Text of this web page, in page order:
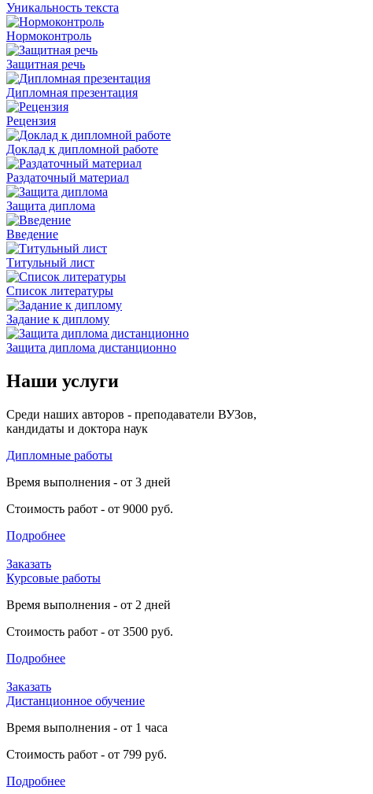
Уникальность текста
Нормоконтроль
Защитная речь
Дипломная презентация
Рецензия
Доклад к дипломной работе
Раздаточный материал
Защита диплома
Введение
Титульный лист
Список литературы
Задание к диплому
Защита диплома дистанционно
Наши услуги
Среди наших авторов - преподаватели ВУЗов,
кандидаты и доктора наук
Дипломные работы
Время выполнения - от 3 дней
Стоимость работ - от 9000 руб.
Подробнее
Заказать
Курсовые работы
Время выполнения - от 2 дней
Стоимость работ - от 3500 руб.
Подробнее
Заказать
Дистанционное обучение
Время выполнения - от 1 часа
Стоимость работ - от 799 руб.
Подробнее